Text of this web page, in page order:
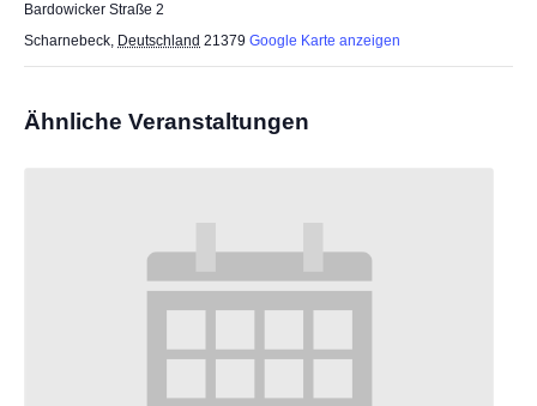
Bardowicker Straße 2
Scharnebeck, Deutschland 21379 Google Karte anzeigen
Ähnliche Veranstaltungen